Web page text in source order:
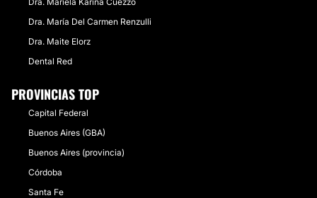
Dra. María Del Carmen Renzulli
Dra. Maite Elorz
Dental Red
PROVINCIAS TOP
Capital Federal
Buenos Aires (GBA)
Buenos Aires (provincia)
Córdoba
Santa Fe